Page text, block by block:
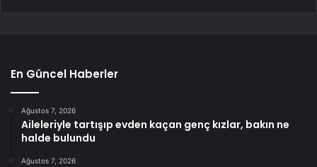
En Güncel Haberler
Ağustos 7, 2026
Aileleriyle tartışıp evden kaçan genç kızlar, bakın ne
halde bulundu
Ağustos 7, 2026